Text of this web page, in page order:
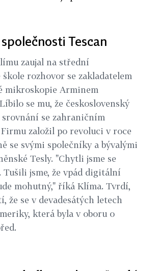
Tescan
zaujal na střední
škole rozhovor se zakladatelem
mikroskopie Arminem
se mu, že československý
srovnání se zahraničním
Firmu založil po revoluci v roce
se svými společníky a bývalými
Tesly. "Chytli jsme se
jsme, že vpád digitální
mohutný," říká Klíma. Tvrdí,
že se v devadesátých letech
která byla v oboru o